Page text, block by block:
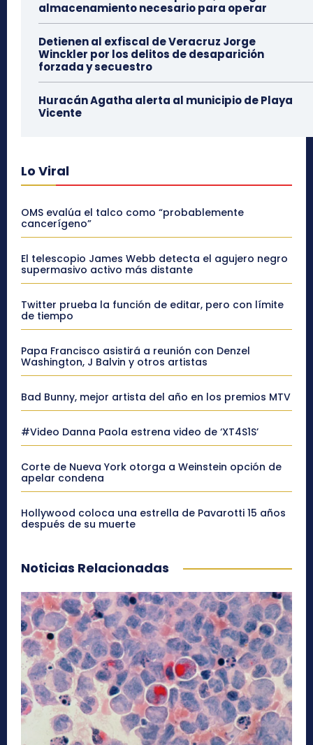
almacenamiento necesario para operar
Detienen al exfiscal de Veracruz Jorge
Winckler por los delitos de desaparición
forzada y secuestro
Huracán Agatha alerta al municipio de Playa
Vicente
Lo Viral
OMS evalúa el talco como “probablemente
cancerígeno”
El telescopio James Webb detecta el agujero negro
supermasivo activo más distante
Twitter prueba la función de editar, pero con límite
de tiempo
Papa Francisco asistirá a reunión con Denzel
Washington, J Balvin y otros artistas
Bad Bunny, mejor artista del año en los premios MTV
#Video Danna Paola estrena video de ‘XT4S1S’
Corte de Nueva York otorga a Weinstein opción de
apelar condena
Hollywood coloca una estrella de Pavarotti 15 años
después de su muerte
Noticias Relacionadas